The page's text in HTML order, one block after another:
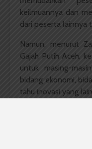
keilmuannya dan
dari peserta lainnya
Namun, menurut
Gajah Putih Aceh,
untuk masing-
bidang ekonomi,
tahu inovasi yang